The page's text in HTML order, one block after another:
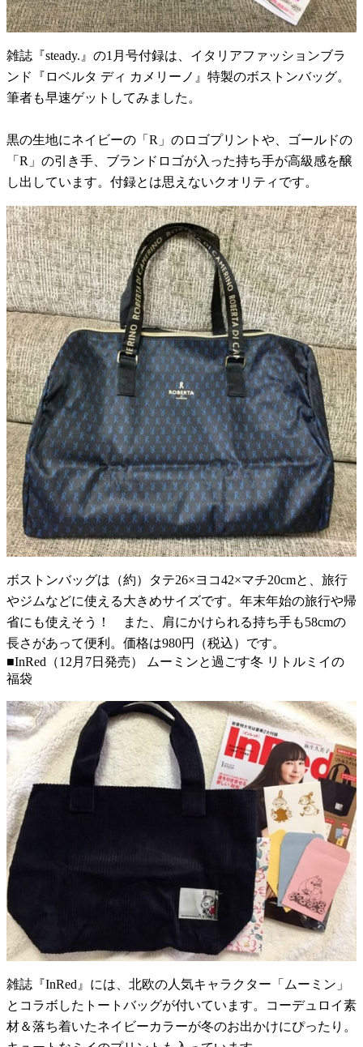
雑誌『steady.』の1月号付録は、イタリアファッションブラ
ンド『ロベルタ ディ カメリーノ』特製のボストンバッグ。
筆者も早速ゲットしてみました。
黒の生地にネイビーの「R」のロゴプリントや、ゴールドの
「R」の引き手、ブランドロゴが入った持ち手が高級感を醸
し出しています。付録とは思えないクオリティです。
ボストンバッグは（約）タテ26×ヨコ42×マチ20cmと、旅行
やジムなどに使える大きめサイズです。年末年始の旅行や帰
省にも使えそう！ また、肩にかけられる持ち手も58cmの
長さがあって便利。価格は980円（税込）です。
■InRed（12月7日発売） ムーミンと過ごす冬 リトルミイの
福袋
雑誌『InRed』には、北欧の人気キャラクター「ムーミン」
とコラボしたトートバッグが付いています。コーデュロイ素
材＆落ち着いたネイビーカラーが冬のお出かけにぴったり。